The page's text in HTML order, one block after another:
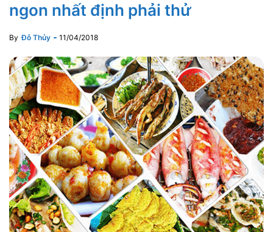
ngon nhất định phải thử
By Đỗ Thủy 11/04/2018